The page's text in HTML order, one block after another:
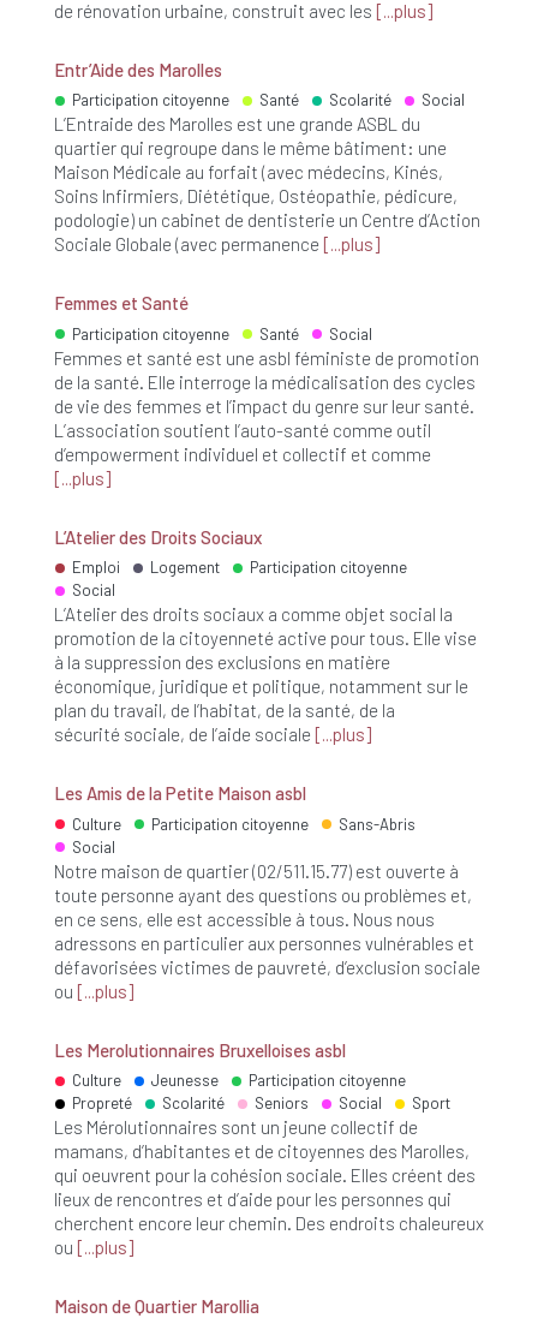
de rénovation urbaine, construit avec les plus
Entr’Aide des Marolles
Participation citoyenne Santé Scolarité Social
L’Entraide des Marolles est une grande ASBL du
quartier qui regroupe dans le même bâtiment: une
Maison Médicale au forfait (avec médecins, Kinés,
Soins Infirmiers, Diététique, Ostéopathie, pédicure,
podologie) un cabinet de dentisterie un Centre d’Action
Sociale Globale (avec permanence
plus
Femmes et Santé
Participation citoyenne Santé Social
Femmes et santé est une asbl féministe de promotion
de la santé. Elle interroge la médicalisation des cycles
de vie des femmes et l’impact du genre sur leur santé.
L’association soutient l’auto-santé comme outil
d’empowerment individuel et collectif et comme
plus
L’Atelier des Droits Sociaux
Emploi Logement
Participation citoyenne
Social
L’Atelier des droits sociaux a comme objet social la
promotion de la citoyenneté active pour tous. Elle vise
à la suppression des exclusions en matière
économique, juridique et politique, notamment sur le
plan du travail, de l’habitat, de la santé, de la
sécurité sociale, de l’aide sociale
plus
Les Amis de la Petite Maison asbl
Culture Participation citoyenne
Sans-Abris
Social
Notre maison de quartier (02/511.15.77) est ouverte à
toute personne ayant des questions ou problèmes et,
en ce sens, elle est accessible à tous. Nous nous
adressons en particulier aux personnes vulnérables et
défavorisées victimes de pauvreté, d’exclusion sociale
ou
plus
Les Merolutionnaires Bruxelloises asbl
Culture Jeunesse
Participation citoyenne
Propreté
Scolarité Seniors Social Sport
Les Mérolutionnaires sont un jeune collectif de
mamans, d’habitantes et de citoyennes des Marolles,
qui oeuvrent pour la cohésion sociale. Elles créent des
lieux de rencontres et d’aide pour les personnes qui
cherchent encore leur chemin. Des endroits chaleureux
ou
plus
Maison de Quartier Marollia